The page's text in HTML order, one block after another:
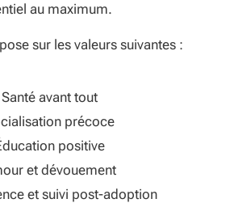
au maximum.
sur les valeurs suivantes :
Santé avant tout
précoce
positive
et dévouement
et suivi post-adoption